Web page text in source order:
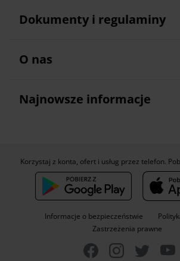
Dokumenty i regulaminy
O nas
Najnowsze informacje
Informacje o bezpieczeństwie
Zastrzeżenia prawne
Korzystaj z konta, ofert i usług przez telefon.